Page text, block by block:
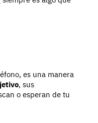
es una manera
, sus
o esperan de tu